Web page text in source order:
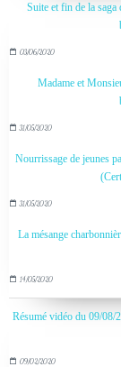
Suite et fin de la saga
03/06/2020
Madame et
31/05/2020
Nourrissage de jeunes
31/05/2020
La mésange
14/05/2020
Résumé vidéo du 09/08/
09/02/2020